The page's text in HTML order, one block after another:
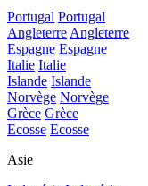
Portugal Portugal
Angleterre Angleterre
Espagne Espagne
Italie Italie
Islande Islande
Norvège Norvège
Grèce Grèce
Ecosse Ecosse
Asie